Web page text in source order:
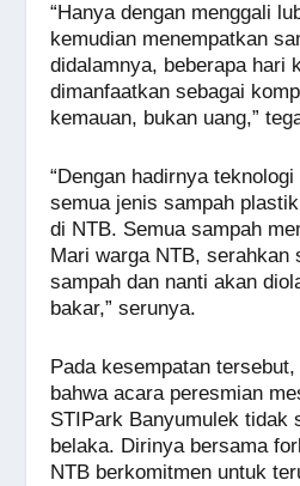
“Hanya dengan menggali
kemudian menempatkan
didalamnya, beberapa hari
dimanfaatkan sebagai
kemauan, bukan uang,”
“Dengan hadirnya
semua jenis sampah
di NTB. Semua sampah
Mari warga NTB, serahkan
sampah dan nanti akan
bakar,” serunya.
Pada kesempatan
bahwa acara peresmian
STIPark Banyumulek tidak
belaka. Dirinya bersama
NTB berkomitmen untuk